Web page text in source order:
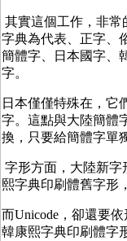
其實這個工作，非常
字典為代表、正字、
簡體字、日本國字、
字。
日本僅僅特殊在，它
字。這點與大陸簡體
換，只要給簡體字單
字形方面，大陸新字
熙字典印刷體舊字形
而Unicode，卻還要
韓康熙字典印刷體字